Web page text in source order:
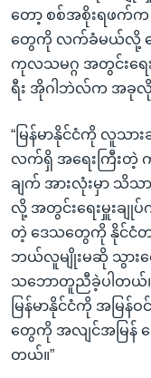
တော့ စစ်အစိုးရဖက်က
တွေကို လက်ခံမယ်လို့ ပြ
ကုလသမဂ္ဂ အတွင်းရေ
ရီး အိုဂါဘဲလ်က အခုလို
“မြန်မာနိုင်ငံကို လူသာ
လက်ရှိ အရေးကြီးတဲ့
ချက် အားလုံးမှာ သိ
လို့ အတွင်းရေးမှူးချု
တဲ့ ဒေသတွေကို နိုင်ငံ
ဘယ်လူမျိုးမဆို သွားရ
သဘောတူညီခဲ့ပါတယ်။
မြန်မာနိုင်ငံကို အမြန်
တွေကို အလျင်အမြန်
တယ်။”